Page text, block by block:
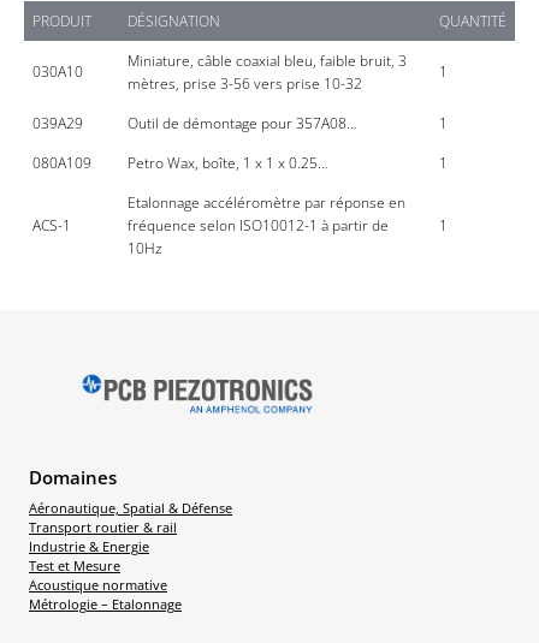
PRODUIT DÉSIGNATION QUANTITÉ
030A10
Miniature, câble coaxial bleu, faible bruit, 3
mètres, prise 3-56 vers prise 10-32
1
039A29 Outil de démontage pour 357A08…
1
080A109
Petro Wax, boîte, 1 x 1 x 0.25… 1
ACS-1
Etalonnage accéléromètre par réponse en
fréquence selon ISO10012-1 à partir de
10Hz
1
Domaines
Aéronautique, Spatial & Défense
Transport routier & rail
Industrie & Energie
Test et Mesure
Acoustique normative
Métrologie – Etalonnage